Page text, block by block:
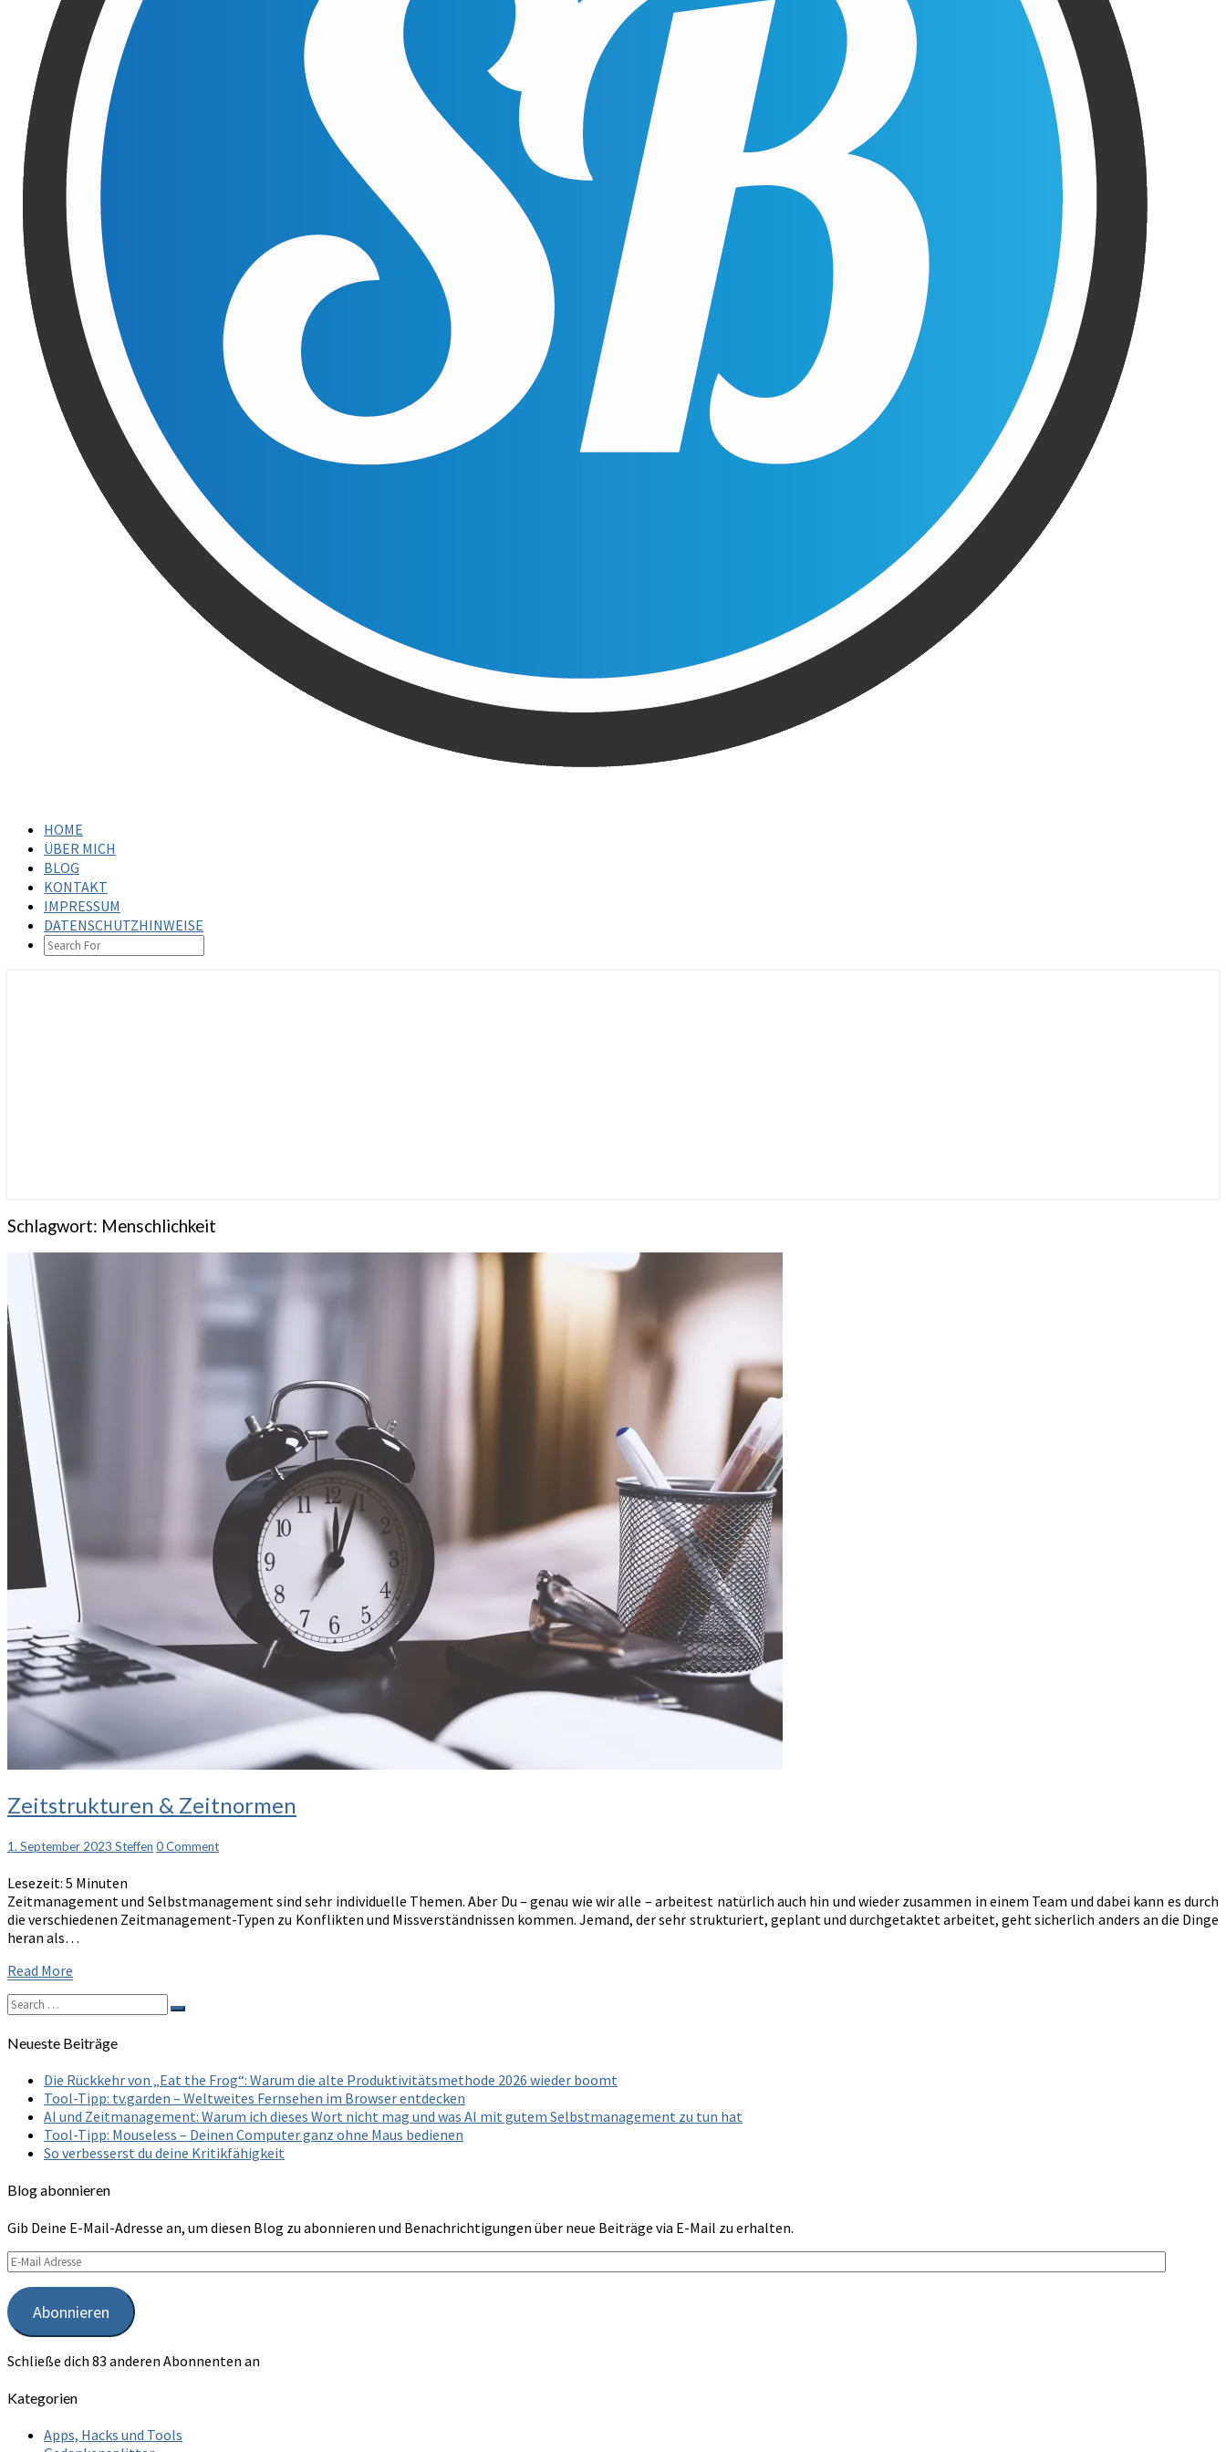
HOME
ÜBER MICH
BLOG
KONTAKT
IMPRESSUM
DATENSCHUTZHINWEISE
SEARCH
Schlagwort: Menschlichkeit
Zeitstrukturen
&
Zeitstrukturen & Zeitnormen
1. September 2023 Steffen Comments
0 Comment
Lesezeit: 5 Minuten
Zeitmanagement und Selbstmanagement sind sehr individuelle Themen. Aber Du – genau wie wir alle – arbeitest natürlich auch hin und wieder zusammen in einem Team und dabei kann es durch
die verschiedenen Zeitmanagement-Typen zu Konflikten und Missverständnissen kommen. Jemand, der sehr strukturiert, geplant und durchgetaktet arbeitet, geht sicherlich anders an die Dinge
heran als…
Read More
Search
for:
Search
Neueste Beiträge
Die Rückkehr von „Eat the Frog“: Warum die alte Produktivitätsmethode 2026 wieder boomt
Tool-Tipp: tv.garden – Weltweites Fernsehen im Browser entdecken
AI und Zeitmanagement: Warum ich dieses Wort nicht mag und was AI mit gutem Selbstmanagement zu tun hat
Tool-Tipp: Mouseless – Deinen Computer ganz ohne Maus bedienen
So verbesserst du deine Kritikfähigkeit
Blog abonnieren
Gib Deine E-Mail-Adresse an, um diesen Blog zu abonnieren und Benachrichtigungen über neue Beiträge via E-Mail zu erhalten.
E-
Mail
Adresse
Abonnieren
Schließe dich 83 anderen Abonnenten an
Kategorien
Apps, Hacks und Tools